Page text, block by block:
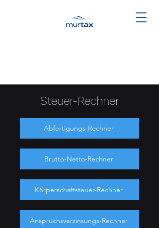
Steuer-Rechner
Abfertigungs-Rechner
Brutto-Netto-Rechner
Körperschaftsteuer-Rechner
Anspruchsverzinsungs-Rechner